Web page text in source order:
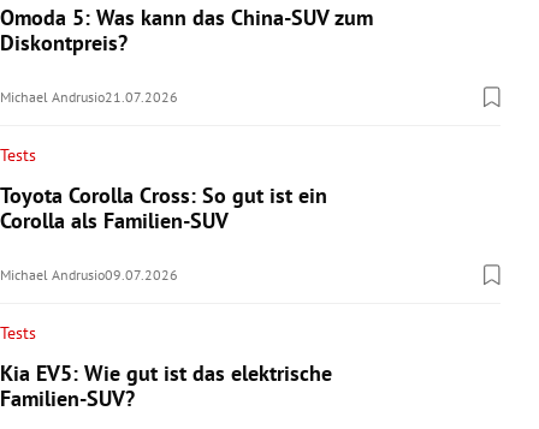
Omoda 5: Was kann das China-SUV zum
Diskontpreis?
Michael Andrusio21.07.2026
Tests
Toyota Corolla Cross: So gut ist ein
Corolla als Familien-SUV
Michael Andrusio09.07.2026
Tests
Kia EV5: Wie gut ist das elektrische
Familien-SUV?